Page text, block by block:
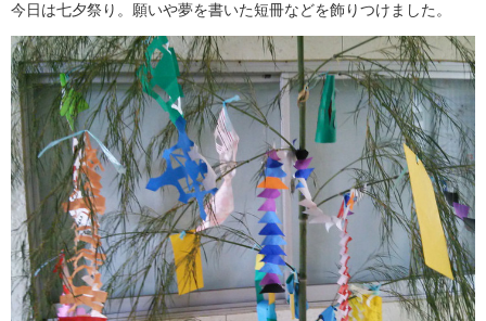
今日は七夕祭り。願いや夢を書いた短冊などを飾りつけました。